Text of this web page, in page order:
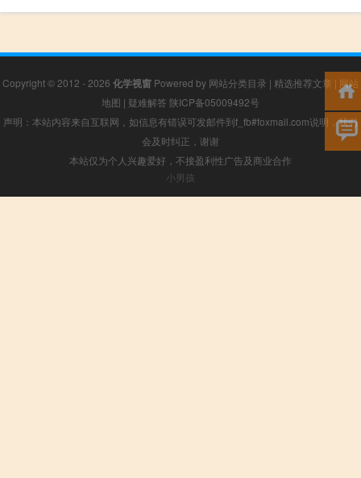
Copyright © 2012 - 2026 化学视窗 Powered by 网站分类目录 | 精选推荐文章 | 网站
地图 | 疑难解答 陕ICP备05009492号
声明：本站内容来自互联网，如信息有错误可发邮件到f_fb#foxmail.com说明，我们
会及时纠正，谢谢
本站仅为个人兴趣爱好，不接盈利性广告及商业合作
小男孩